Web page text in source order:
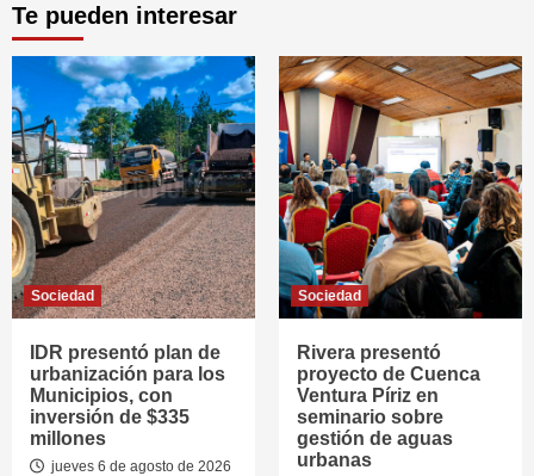
Te pueden interesar
Sociedad
IDR presentó plan de
urbanización para los
Municipios, con
inversión de $335
millones
jueves 6 de agosto de 2026
Sociedad
Rivera presentó
proyecto de Cuenca
Ventura Píriz en
seminario sobre
gestión de aguas
urbanas